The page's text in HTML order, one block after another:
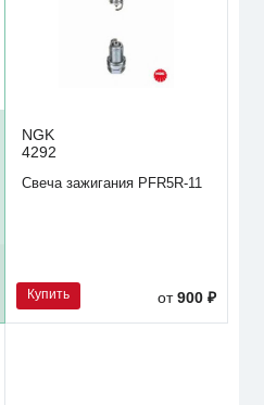
NGK
4292
Свеча зажигания PFR5R-11
Купить от900 ₽